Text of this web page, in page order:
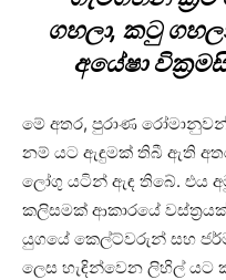
ගහලා, කටු
අයේෂා
මේ අතර, පුරාණ
නම් යට ඇඳුමක් තිබී ඇති
ලෝගු යටින් ඇඳ තිබේ. එය
කලිසමක් ආකාරයේ
යුගයේ කෙල්ට්වරුන් සහ
ලෙස හැඳින්වෙන ලිහිල් යට